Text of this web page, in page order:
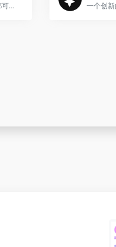
摩笔天书，让每一个人都可以与世界分享创意，输入文本即可生成视频内容。